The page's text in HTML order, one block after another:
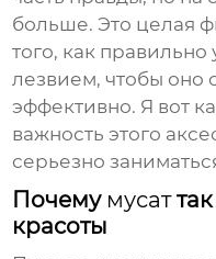
больше. Это целая
того, как правильно
лезвием, чтобы оно
эффективно. Я вот
важность этого
серьезно
Почему мусат
красоты